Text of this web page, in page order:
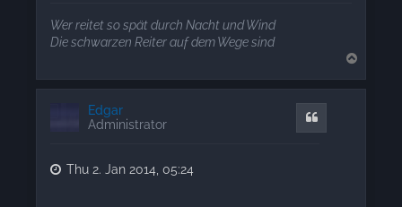
Wer reitet so spät durch Nacht und Wind
Die schwarzen Reiter auf dem Wege sind
p
Edgar
Administrator
Thu 2. Jan 2014, 05:24